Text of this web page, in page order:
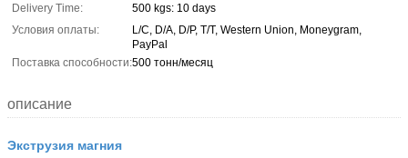
Delivery Time:
500 kgs: 10 days
Условия оплаты:
L/C, D/A, D/P, T/T, Western Union, Moneygram,
PayPal
Поставка способности:500 тонн/месяц
описание
Экструзия магния